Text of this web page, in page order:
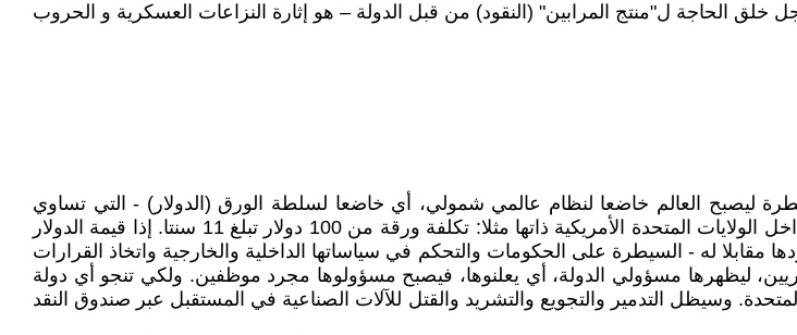
خلق الحاجة ل"منتج المرابين" (النقود) من قبل الدولة – هو إثارة النزاعات العسكرية و الحروب
ليصبح العالم خاضعا لنظام عالمي شمولي، أي خاضعا لسلطة الورق (الدولار) - التي تساوي
عمليا حسب فالنتين كاتاسونوف ما يستهلك من أجل تحضيرها من ورق وألوان في داخل الولايات المتحدة الأمريكية ذاتها مثلا: تكلفة ورقة من 100 دولار تبلغ 11 سنتا. إذا قيمة الدولار
مقابلا له - السيطرة على الحكومات والتحكم في سياساتها الداخلية والخارجية واتخاذ القرارات
ليظهرها مسؤولي الدولة، أي يعلنوها، فيصبح مسؤولوها مجرد موظفين. ولكي تنجو أي دولة
وسيظل التدمير والتجويع والتشريد والقتل للآلات الصناعية في المستقبل عبر صندوق النقد